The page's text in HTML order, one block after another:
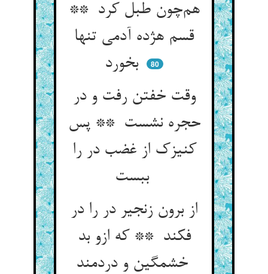
هم‌چون طبل کرد **
قسم هژده آدمی تنها
بخورد
80
وقت خفتن رفت و در
حجره نشست ** پس
کنیزک از غضب در را
ببست
از برون زنجیر در را در
فکند ** که ازو بد
خشمگین و دردمند